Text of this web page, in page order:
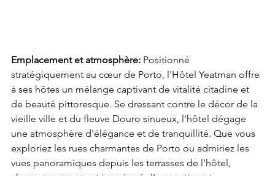
Emplacement et atmosphère: Positionné
stratégiquement au cœur de Porto, l'Hôtel Yeatman offre
à ses hôtes un mélange captivant de vitalité citadine et
de beauté pittoresque. Se dressant contre le décor de la
vieille ville et du fleuve Douro sinueux, l'hôtel dégage
une atmosphère d'élégance et de tranquillité. Que vous
exploriez les rues charmantes de Porto ou admiriez les
vues panoramiques depuis les terrasses de l'hôtel,